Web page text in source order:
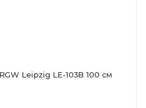
Leipzig LE-103B 100 см